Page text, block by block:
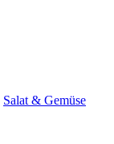
Salat & Gemüse